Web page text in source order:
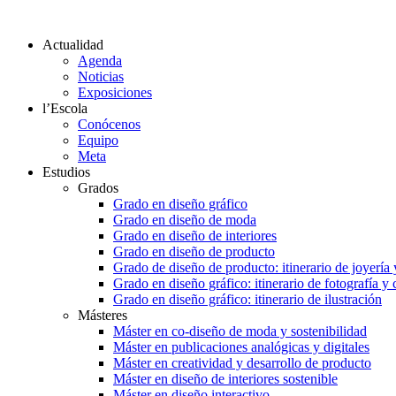
Actualidad
Agenda
Noticias
Exposiciones
l’Escola
Conócenos
Equipo
Meta
Estudios
Grados
Grado en diseño gráfico
Grado en diseño de moda
Grado en diseño de interiores
Grado en diseño de producto
Grado de diseño de producto: itinerario de joyería
Grado en diseño gráfico: itinerario de fotografía y
Grado en diseño gráfico: itinerario de ilustración
Másteres
Máster en co-diseño de moda y sostenibilidad
Máster en publicaciones analógicas y digitales
Máster en creatividad y desarrollo de producto
Máster en diseño de interiores sostenible